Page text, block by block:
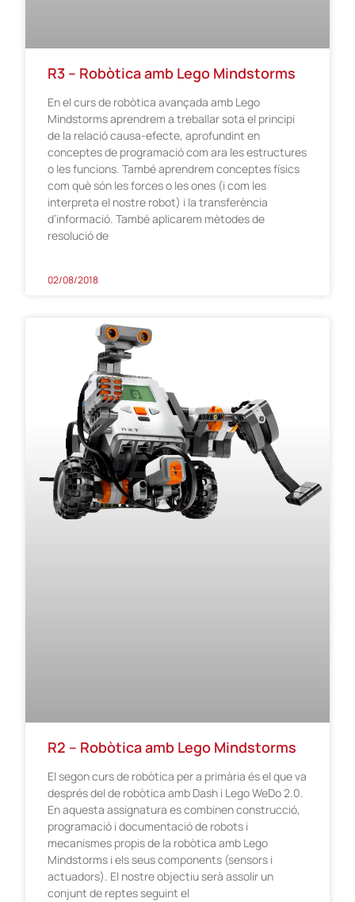
R3 – Robòtica amb Lego Mindstorms
En el curs de robòtica avançada amb Lego
Mindstorms aprendrem a treballar sota el principi
de la relació causa-efecte, aprofundint en
conceptes de programació com ara les estructures
o les funcions. També aprendrem conceptes físics
com què són les forces o les ones (i com les
interpreta el nostre robot) i la transferència
d’informació. També aplicarem mètodes de
resolució de
02/08/2018
R2 – Robòtica amb Lego Mindstorms
El segon curs de robòtica per a primària és el que va
després del de robòtica amb Dash i Lego WeDo 2.0.
En aquesta assignatura es combinen construcció,
programació i documentació de robots i
mecanismes propis de la robòtica amb Lego
Mindstorms i els seus components (sensors i
actuadors). El nostre objectiu serà assolir un
conjunt de reptes seguint el